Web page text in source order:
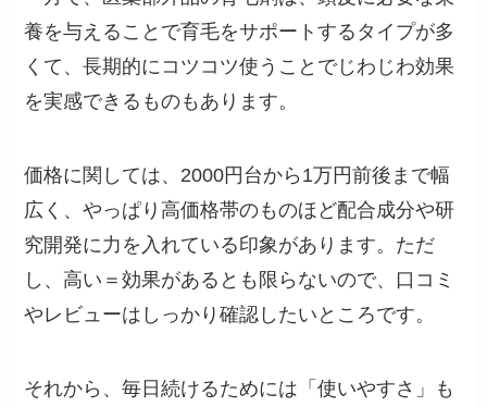
養を与えることで育毛をサポートするタイプが多
くて、長期的にコツコツ使うことでじわじわ効果
を実感できるものもあります。
価格に関しては、2000円台から1万円前後まで幅
広く、やっぱり高価格帯のものほど配合成分や研
究開発に力を入れている印象があります。ただ
し、高い＝効果があるとも限らないので、口コミ
やレビューはしっかり確認したいところです。
それから、毎日続けるためには「使いやすさ」も